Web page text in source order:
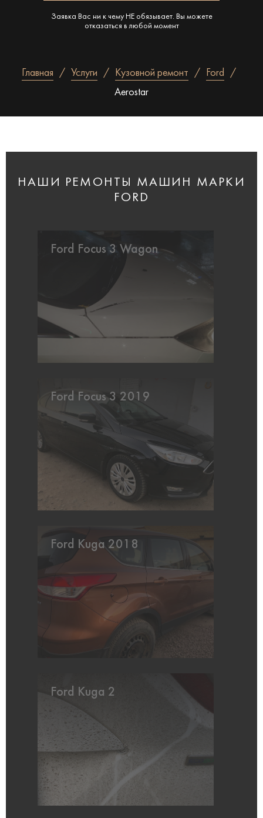
Заявка Вас ни к чему НЕ обязывает. Вы можете
отказаться в любой момент
Главная Услуги Кузовной ремонт
Ford
Aerostar
НАШИ РЕМОНТЫ МАШИН МАРКИ
FORD
Ford Focus 3 Wagon
Ford Focus 3 2019
Ford Kuga 2018
Ford Kuga 2